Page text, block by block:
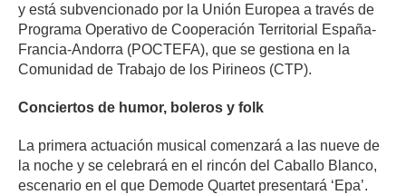
y está subvencionado por la Unión Europea a través de
Programa Operativo de Cooperación Territorial España-
Francia-Andorra (POCTEFA), que se gestiona en la
Comunidad de Trabajo de los Pirineos (CTP).
Conciertos de humor, boleros y folk
La primera actuación musical comenzará a las nueve de
la noche y se celebrará en el rincón del Caballo Blanco,
escenario en el que Demode Quartet presentará ‘Epa’.